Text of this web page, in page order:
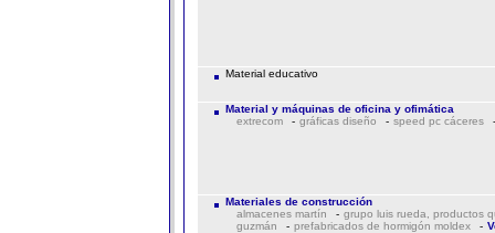
Material educativo
Material y máquinas de oficina y ofimática
extrecom
- gráficas diseño - speed pc cáceres
Materiales de construcción
almacenes martín
- grupo luis rueda, productos
guzmán
- prefabricados de hormigón moldex -